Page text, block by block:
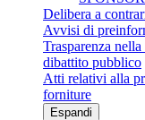
Delibera a
Avvisi di
Trasparenza
dibattito pubblico
Atti relativi alla
forniture
Espandi